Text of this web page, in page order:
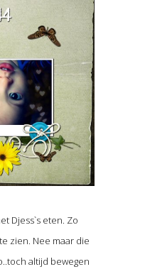
Djess`s eten. Zo
zien. Nee maar die
altijd bewegen